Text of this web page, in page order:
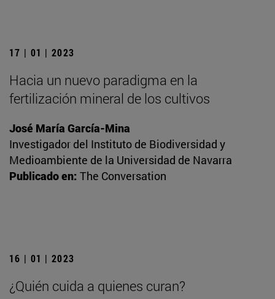
17 | 01 | 2023
Hacia un nuevo paradigma en la
fertilización mineral de los cultivos
José María García-Mina
Investigador del Instituto de Biodiversidad y
Medioambiente de la Universidad de Navarra
Publicado en: The Conversation
16 | 01 | 2023
¿Quién cuida a quienes curan?